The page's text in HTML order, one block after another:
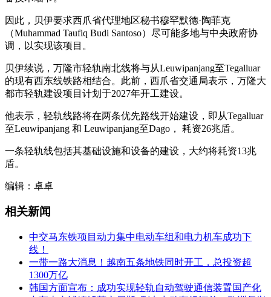
因此，贝伊要求西爪省代理地区秘书穆罕默德·陶菲克
（Muhammad Taufiq Budi Santoso）尽可能多地与中央政府协
调，以实现该项目。
贝伊续说，万隆市轻轨南北线将与从Leuwipanjang至Tegalluar
的现有西东线铁路相结合。此前，西爪省交通局表示，万隆大
都市轻轨建设项目计划于2027年开工建设。
他表示，轻轨线路将在两条优先路线开始建设，即从Tegalluar
至Leuwipanjang 和 Leuwipanjang至Dago， 耗资26兆盾。
一条轻轨线包括其基础设施和设备的建设，大约将耗资13兆
盾。
编辑：卓卓
相关新闻
中交马东铁项目动力集中电动车组和电力机车成功下
线！
一带一路大消息！越南五条地铁同时开工，总投资超
1300万亿
韩国方面宣布：成功实现轻轨自动驾驶通信装置国产化